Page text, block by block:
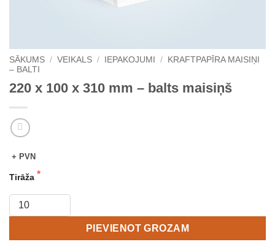
SĀKUMS / VEIKALS / IEPAKOJUMI /
KRAFTPAPĪRA MAISIŅI
– BALTI
220 x 100 x 310 mm – balts maisiņš
+ PVN
Tirāža
PIEVIENOT GROZAM